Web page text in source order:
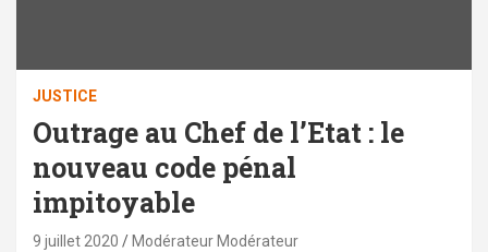
JUSTICE
Outrage au Chef de l’Etat : le
nouveau code pénal
impitoyable
9 juillet 2020 Modérateur Modérateur